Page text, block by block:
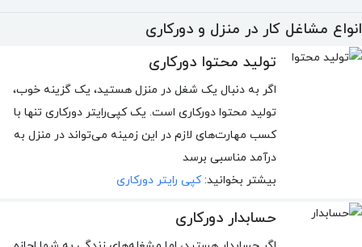
انواع مشاغل کار در منزل و دورکاری
تولید محتوا دورکاری
اگر به دنبال یک شغل در منزل هستید، یک گزینه خوب،
تولید محتوا دورکاری است. یک کپی‌رایتر دورکاری تنها با
کسب مهارت‌های لازم در این زمینه می‌تواند در منزل به
درآمد مناسبی برسد
بیشتر بخوانید:کپی رایتر دورکاری
حسابدار دورکاری